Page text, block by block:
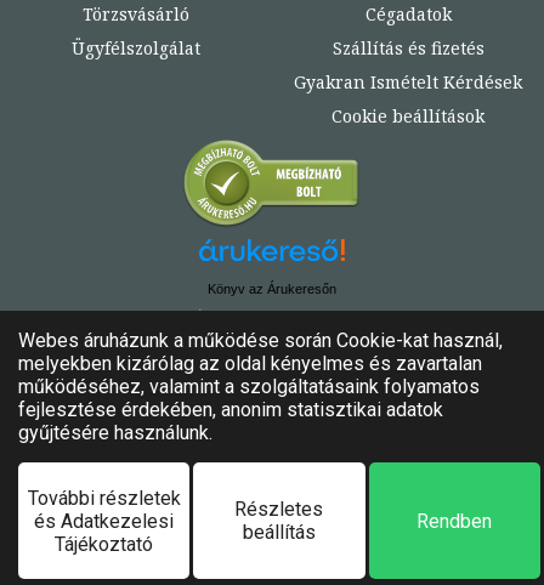
Törzsvásárló
Ügyfélszolgálat
Cégadatok
Szállítás és fizetés
Gyakran Ismételt Kérdések
Cookie beállítások
Könyv az Árukeresőn
Minden jog fenntartva!
Felhasználási feltételek